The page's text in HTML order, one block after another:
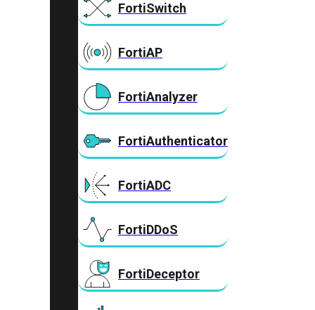
FortiSwitch
FortiAP
FortiAnalyzer
FortiAuthenticator
FortiADC
FortiDDoS
FortiDeceptor